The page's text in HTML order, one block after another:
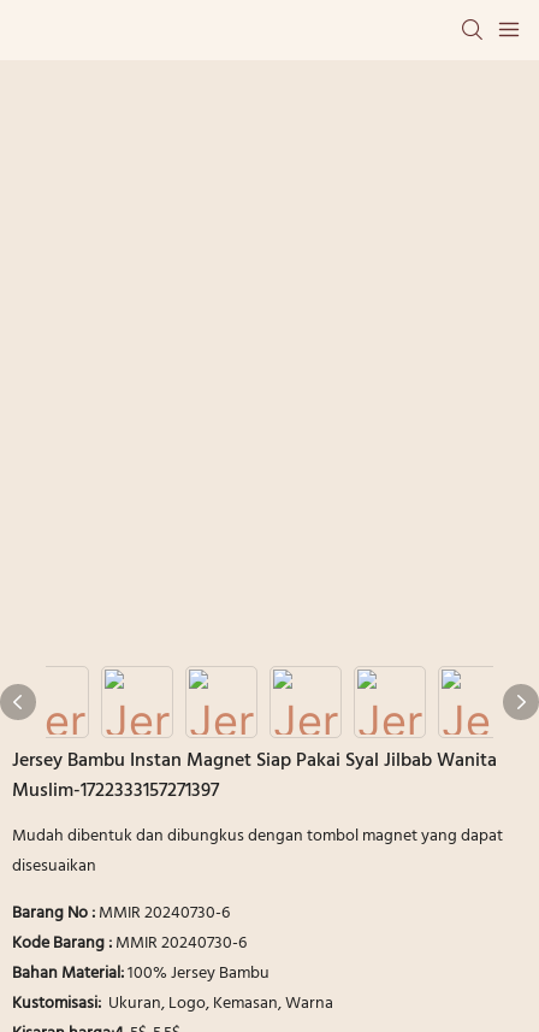
Jersey Bambu Instan Magnet Siap Pakai Syal Jilbab Wanita
Muslim-1722333157271397
Mudah dibentuk dan dibungkus dengan tombol magnet yang dapat
disesuaikan
Barang No :MMIR 20240730-6
Kode Barang :MMIR 20240730-6
Bahan Material:100% Jersey Bambu
Kustomisasi: Ukuran, Logo, Kemasan, Warna